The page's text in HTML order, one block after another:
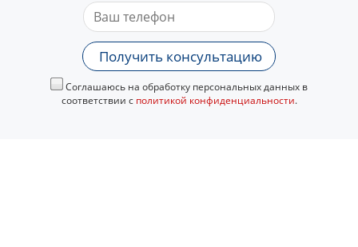
Получить консультацию
Соглашаюсь на обработку персональных данных в
соответствии с политикой конфиденциальности.